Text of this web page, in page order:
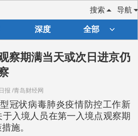
导航
搜索
深度 全部
察期满当天或次日进京仍
报 /青岛财经网
冠状病毒肺炎疫情防控工作新
入境人员在第一入境点观察期
施。